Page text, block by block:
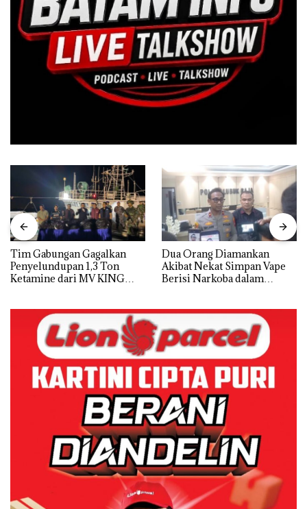
Tim Gabungan Gagalkan
Penyelundupan 1,3 Ton
Ketamine dari MV KING
Dua Orang Diamankan
Akibat Nekat Simpan Vape
Berisi Narkoba dalam